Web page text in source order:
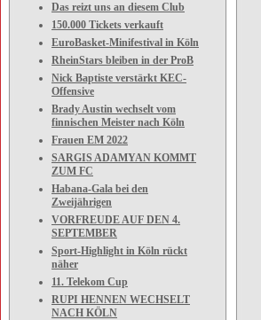
Das reizt uns an diesem Club
150.000 Tickets verkauft
EuroBasket-Minifestival in Köln
RheinStars bleiben in der ProB
Nick Baptiste verstärkt KEC-
Offensive
Brady Austin wechselt vom
finnischen Meister nach Köln
Frauen EM 2022
SARGIS ADAMYAN KOMMT
ZUM FC
Habana-Gala bei den
Zweijährigen
VORFREUDE AUF DEN 4.
SEPTEMBER
Sport-Highlight in Köln rückt
näher
11. Telekom Cup
RUPI HENNEN WECHSELT
NACH KÖLN